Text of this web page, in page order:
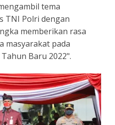
tema
TNI Polri dengan
memberikan rasa
masyarakat pada
Baru 2022".